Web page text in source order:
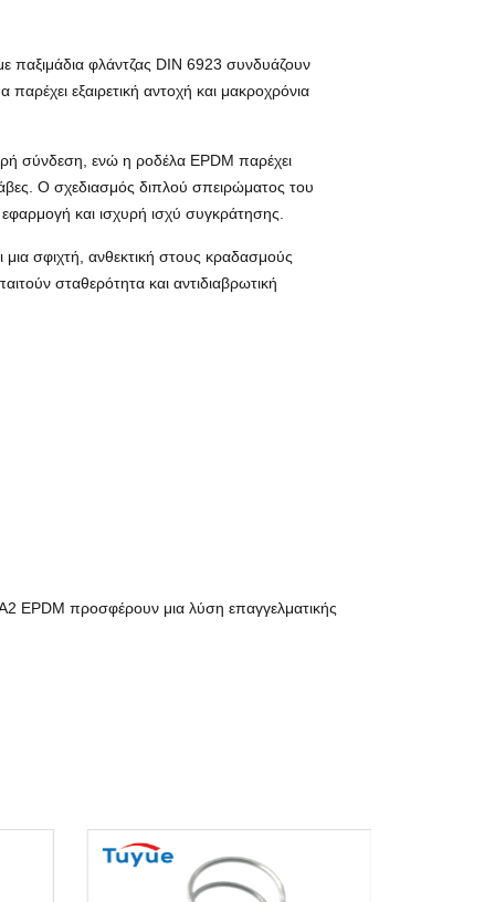
παξιμάδια φλάντζας DIN 6923 συνδυάζουν
εξαιρετική αντοχή και μακροχρόνια
σύνδεση, ενώ η ροδέλα EPDM παρέχει
Ο σχεδιασμός διπλού σπειρώματος του
και ισχυρή ισχύ συγκράτησης.
σφιχτή, ανθεκτική στους κραδασμούς
σταθερότητα και αντιδιαβρωτική
EPDM προσφέρουν μια λύση επαγγελματικής